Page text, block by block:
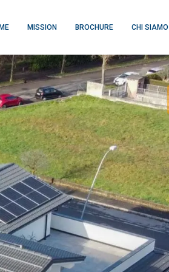
MISSION BROCHURE CHI SIAMO